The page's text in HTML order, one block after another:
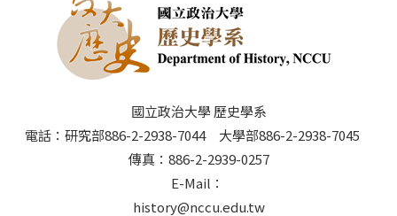
國立政治大學 歷史學系
電話：研究部886-2-2938-7044 大學部886-2-2938-7045
傳真：886-2-2939-0257
E-Mail：
history@nccu.edu.tw